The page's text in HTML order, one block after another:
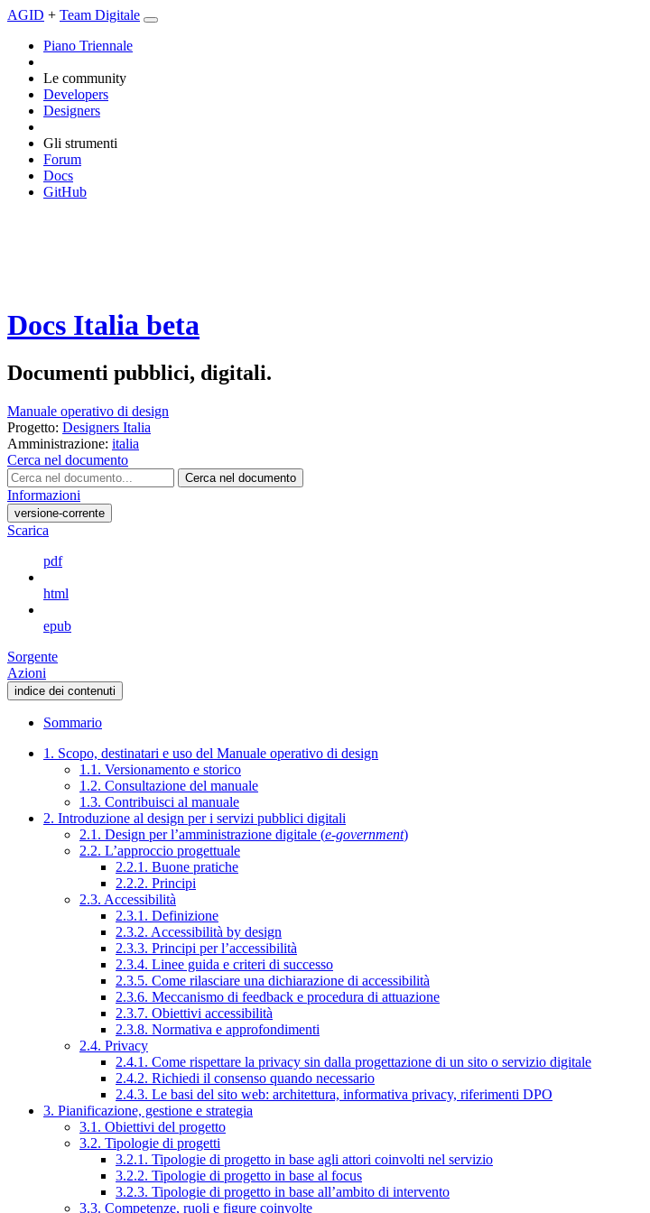
AGID + Team Digitale
Piano Triennale
Le community
Developers
Designers
Gli strumenti
Forum
Docs
GitHub
Docs Italia beta
Documenti pubblici, digitali.
Manuale operativo di design
Progetto: Designers Italia
Amministrazione: italia
Cerca nel documento
Cerca nel documento
Informazioni
versione-corrente
Scarica
pdf
html
epub
Sorgente
Azioni
indice dei contenuti
Sommario
1. Scopo, destinatari e uso del Manuale operativo di design
1.1. Versionamento e storico
1.2. Consultazione del manuale
1.3. Contribuisci al manuale
2. Introduzione al design per i servizi pubblici digitali
2.1. Design per l’amministrazione digitale (e-government)
2.2. L’approccio progettuale
2.2.1. Buone pratiche
2.2.2. Principi
2.3. Accessibilità
2.3.1. Definizione
2.3.2. Accessibilità by design
2.3.3. Principi per l’accessibilità
2.3.4. Linee guida e criteri di successo
2.3.5. Come rilasciare una dichiarazione di accessibilità
2.3.6. Meccanismo di feedback e procedura di attuazione
2.3.7. Obiettivi accessibilità
2.3.8. Normativa e approfondimenti
2.4. Privacy
2.4.1. Come rispettare la privacy sin dalla progettazione di un sito o servizio digitale
2.4.2. Richiedi il consenso quando necessario
2.4.3. Le basi del sito web: architettura, informativa privacy, riferimenti DPO
3. Pianificazione, gestione e strategia
3.1. Obiettivi del progetto
3.2. Tipologie di progetti
3.2.1. Tipologie di progetto in base agli attori coinvolti nel servizio
3.2.2. Tipologie di progetto in base al focus
3.2.3. Tipologie di progetto in base all’ambito di intervento
3.3. Competenze, ruoli e figure coinvolte